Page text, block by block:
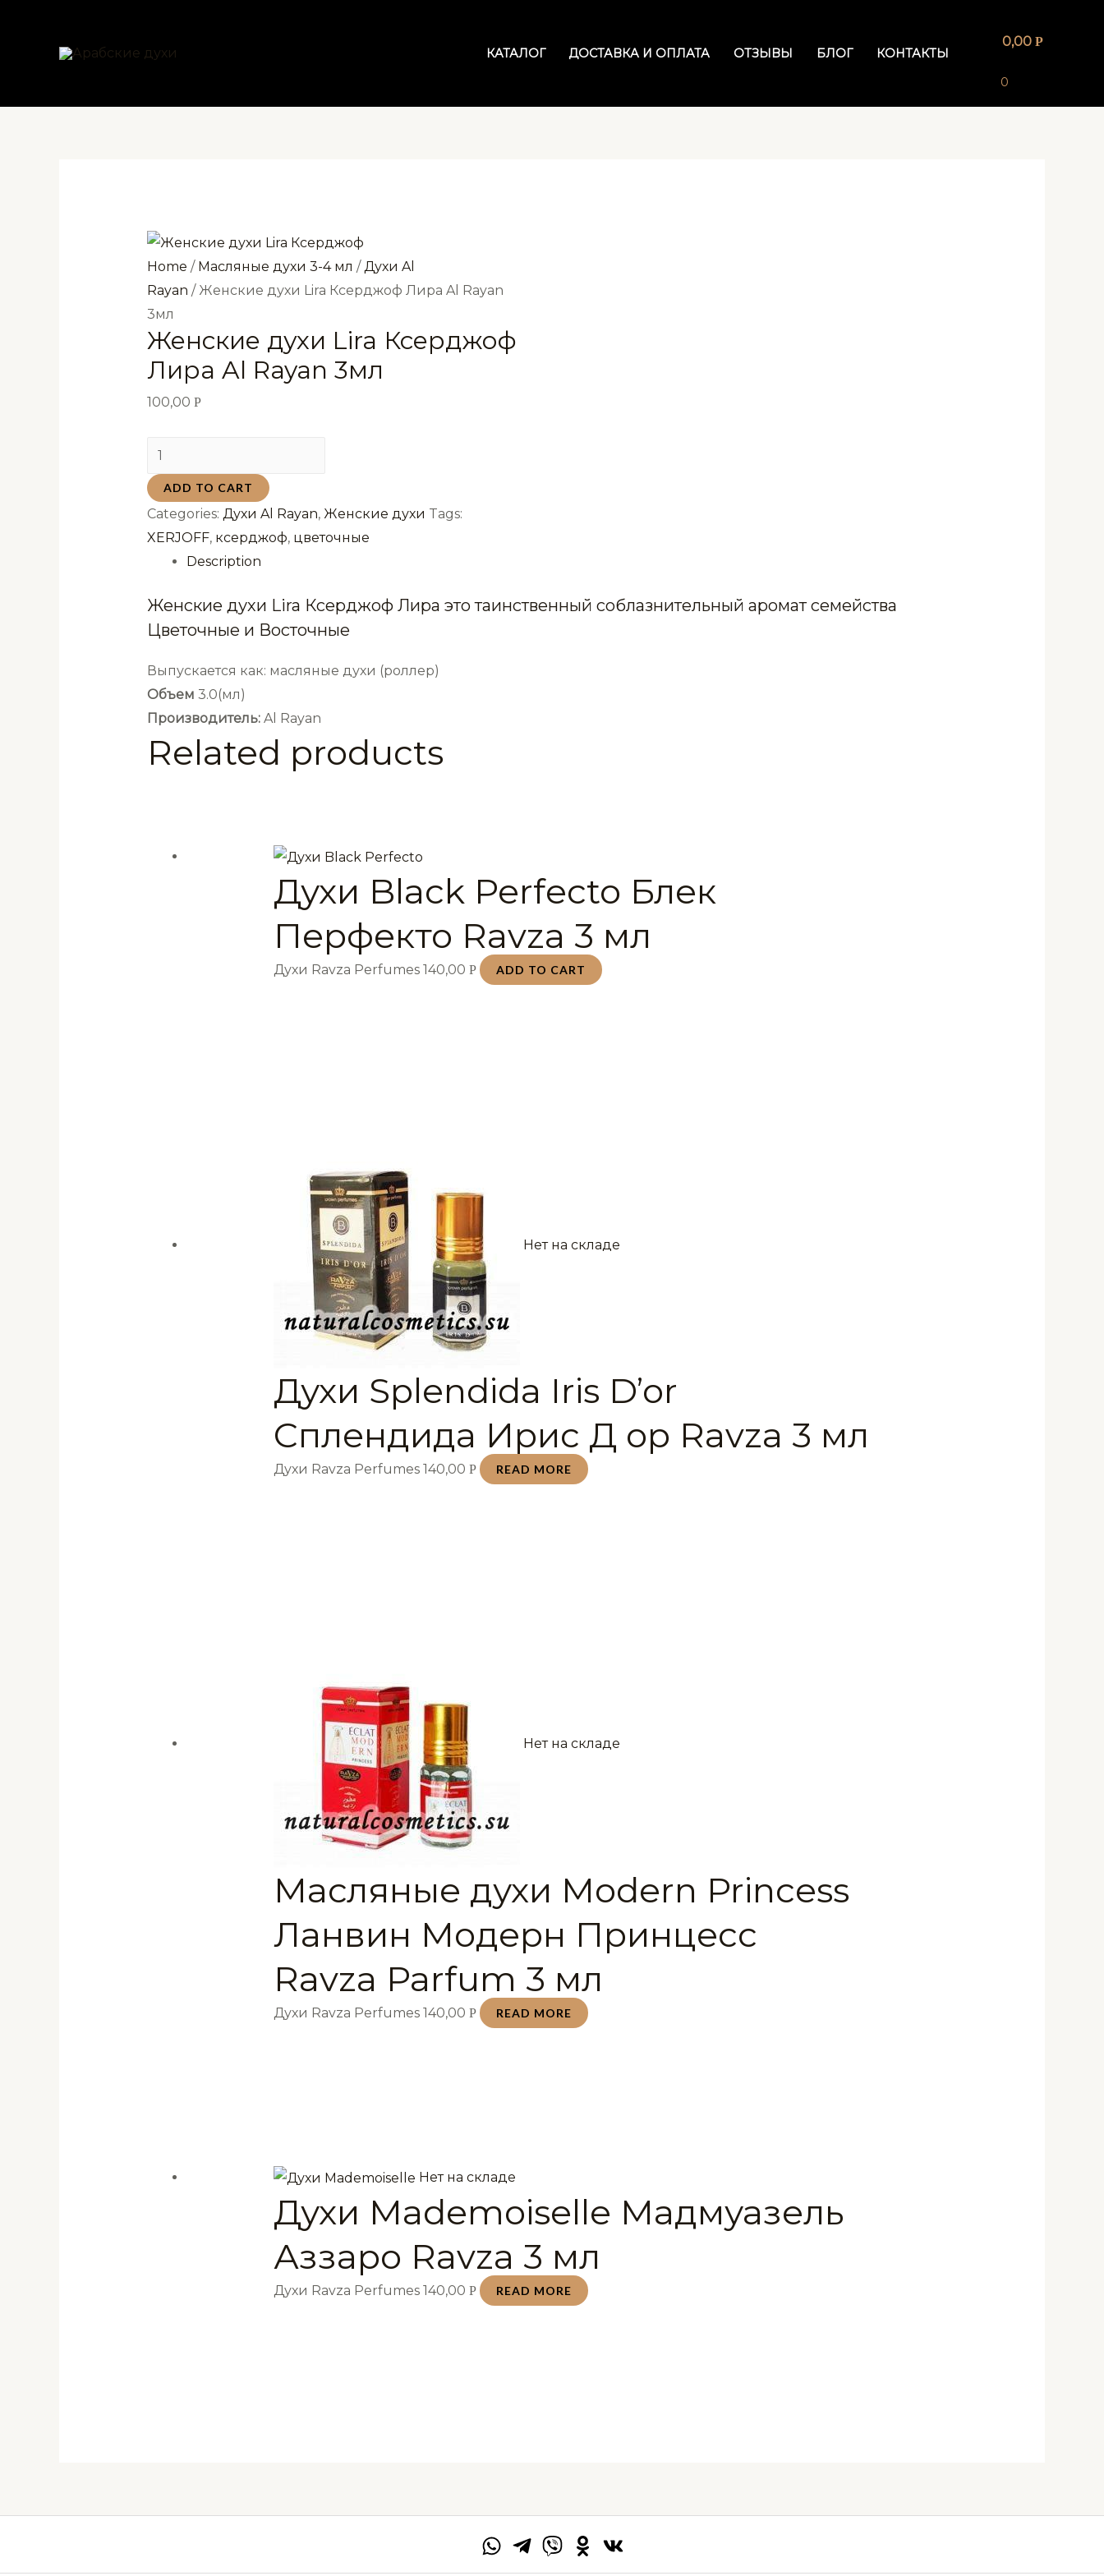
содержимому
КАТАЛОГ ДОСТАВКА И ОПЛАТА ОТЗЫВЫ БЛОГ КОНТАКТЫ
0,00 Р
0
Home / Масляные духи 3-4 мл / Духи Al
Rayan / Женские духи Lira Ксерджоф Лира Al Rayan
3мл
Женские духи Lira Ксерджоф
Лира Al Rayan 3мл
100,00 Р
Женские
духи
Lira
Ксерджоф
Лира
3мл
quantity
ADD TO CART
Categories: Духи Al Rayan, Женские духи Tags:
XERJOFF, ксерджоф, цветочные
Description
Женские духи Lira Ксерджоф Лира это таинственный соблазнительный аромат семейства
Цветочные и Восточные
Выпускается как: масляные духи (роллер)
Объем 3.0(мл)
Производитель:Al Rayan
Related products
Духи Black Perfecto Блек
Перфекто Ravza 3 мл
Духи Ravza Perfumes140,00Р ADD TO CART
Нет на складе
Духи Splendida Iris D’or
Сплендида Ирис Д ор Ravza 3 мл
Духи Ravza Perfumes140,00Р READ MORE
Нет на складе
Масляные духи Modern Princess
Ланвин Модерн Принцесс
Ravza Parfum 3 мл
Духи Ravza Perfumes140,00Р READ MORE
Нет на складе
Духи Mademoiselle Мадмуазель
Аззаро Ravza 3 мл
Духи Ravza Perfumes140,00Р READ MORE